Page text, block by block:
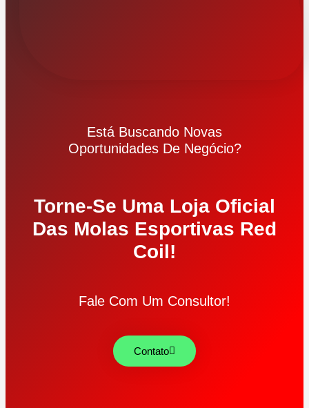
Está Buscando Novas
Oportunidades De Negócio?
Torne-Se Uma Loja Oficial
Das Molas Esportivas Red
Coil!
Fale Com Um Consultor!
Contato